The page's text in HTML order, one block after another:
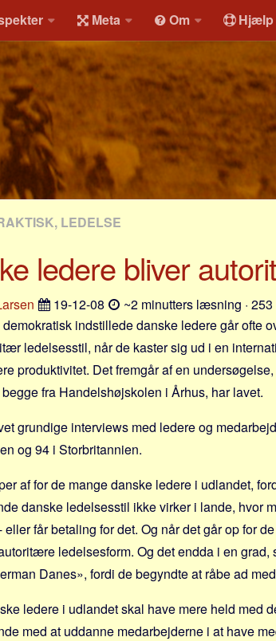
Meta Om Hjælp
LEDELSE
ledere bliver
19-12-08
~2 minutters læsning · 253
indstillede danske ledere går ofte
ledelsesstil, når de kaster sig ud i en
produktivitet. Det fremgår af en
fra Handelshøjskolen i Århus, har lavet.
grundige interviews med ledere og
og 94 i Storbritannien.
af for de mange danske ledere i udlandet,
danske ledelsesstil ikke virker i lande, hvor
eller får betaling for det. Og når det går op for
ledelsesform. Og det endda i en
Danes», fordi de begyndte at råbe ad
ledere i udlandet skal have mere held med
med at uddanne medarbejderne i at have